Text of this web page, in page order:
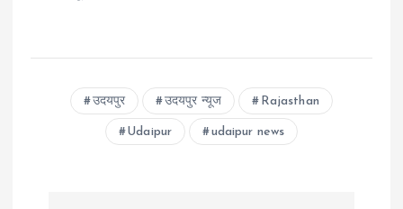
उदयपुर उदयपुर न्यूज Rajasthan
Udaipur udaipur news